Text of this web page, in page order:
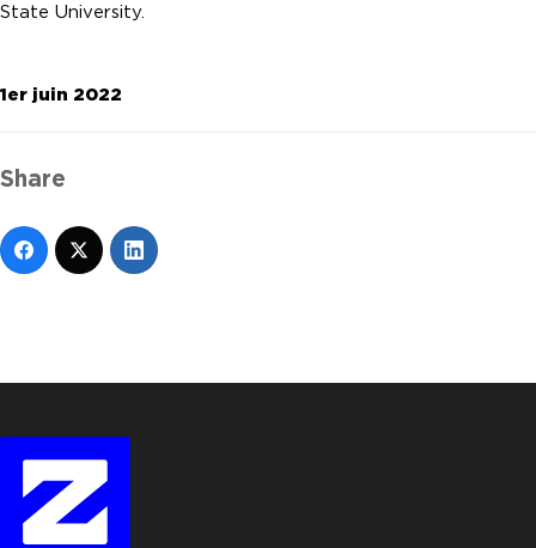
State University.
1er juin 2022
Share